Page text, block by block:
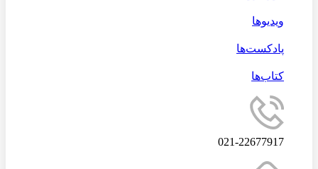
ویدیوها
پادکست‌ها
کتاب‌ها
021-22677917